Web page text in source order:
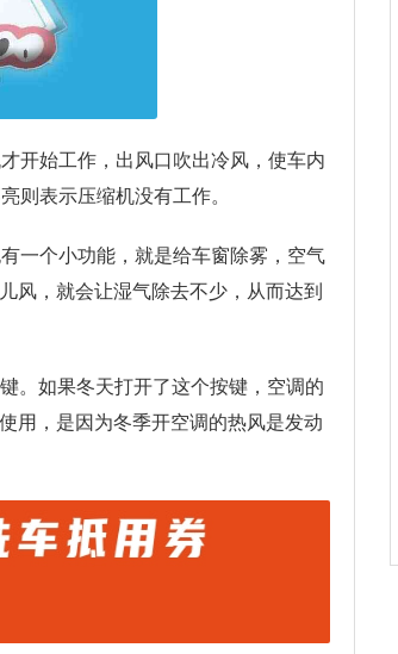
开始工作，出风口吹出冷风，使车内
则表示压缩机没有工作。
一个小功能，就是给车窗除雾，空气
风，就会让湿气除去不少，从而达到
。如果冬天打开了这个按键，空调的
用，是因为冬季开空调的热风是发动